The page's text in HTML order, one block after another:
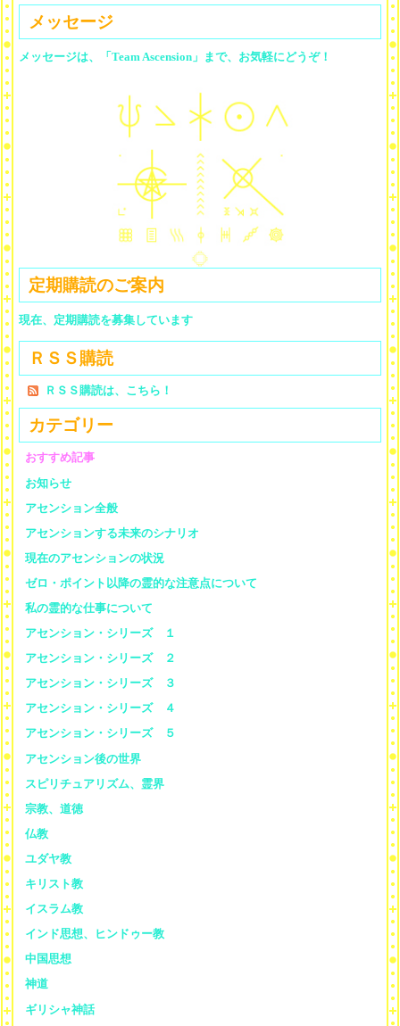
メッセージ
メッセージは、「Team Ascension」まで、お気軽にどうぞ！
定期購読のご案内
現在、定期購読を募集しています
ＲＳＳ購読
ＲＳＳ購読は、こちら！
カテゴリー
おすすめ記事
お知らせ
アセンション全般
アセンションする未来のシナリオ
現在のアセンションの状況
ゼロ・ポイント以降の霊的な注意点について
私の霊的な仕事について
アセンション・シリーズ １
アセンション・シリーズ ２
アセンション・シリーズ ３
アセンション・シリーズ ４
アセンション・シリーズ ５
アセンション後の世界
スピリチュアリズム、霊界
宗教、道徳
仏教
ユダヤ教
キリスト教
イスラム教
インド思想、ヒンドゥー教
中国思想
神道
ギリシャ神話